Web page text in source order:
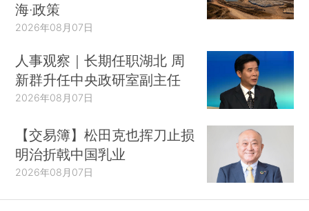
海·政策
2026年08月07日
人事观察｜长期任职湖北 周
新群升任中央政研室副主任
2026年08月07日
【交易簿】松田克也挥刀止损
明治折戟中国乳业
2026年08月07日